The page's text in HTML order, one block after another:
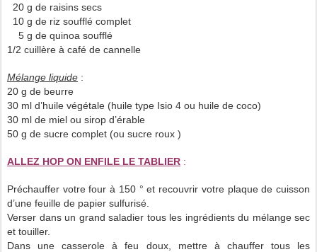
20 g de raisins secs
10 g de riz soufflé complet
5 g de quinoa soufflé
1/2 cuillère à café de cannelle
Mélange liquide :
20 g de beurre
30 ml d’huile végétale (huile type Isio 4 ou huile de coco)
30 ml de miel ou sirop d’érable
50 g de sucre complet (ou sucre roux )
ALLEZ HOP ON ENFILE LE TABLIER :
Préchauffer votre four à 150 ° et recouvrir votre plaque de cuisson
d’une feuille de papier sulfurisé.
Verser dans un grand saladier tous les ingrédients du mélange sec
et touiller.
Dans une casserole à feu doux, mettre à chauffer tous les